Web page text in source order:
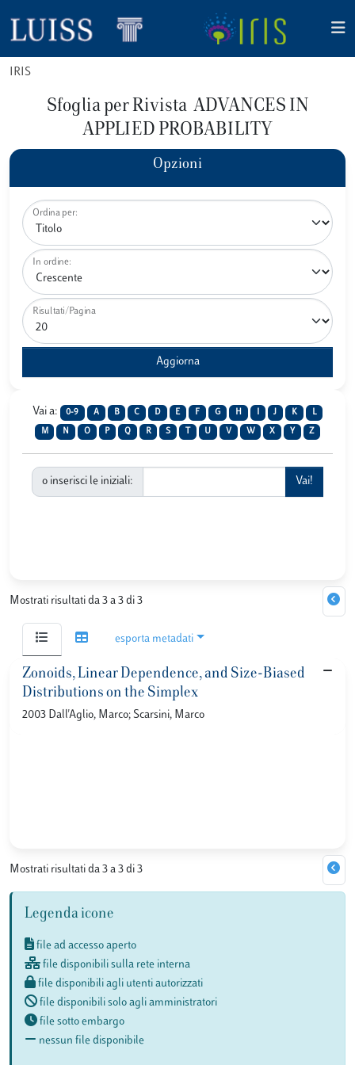
IRIS
Sfoglia per Rivista ADVANCES IN
APPLIED PROBABILITY
Opzioni
Ordina per:
In ordine:
Risultati/Pagina
Vai a: 0-9 A B C D E F G H J K L
M N O P Q R S U V W X Y Z
o inserisci le iniziali:
Mostrati risultati da 3 a 3 di 3
esporta metadati
Zonoids, Linear Dependence, and Size-Biased
Distributions on the Simplex
2003 Dall'Aglio, Marco; Scarsini, Marco
Mostrati risultati da 3 a 3 di 3
Legenda icone
file ad accesso aperto
file disponibili sulla rete interna
file disponibili agli utenti autorizzati
file disponibili solo agli amministratori
file sotto embargo
nessun file disponibile